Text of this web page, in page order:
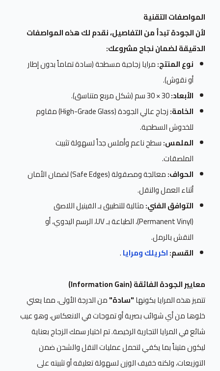
المواصفات التقنية
لأن الجودة تبدأ من التفاصيل، نقدم لك هذه المواصفات
الدقيقة لضمان نجاح مشروعك:
نوع المنتج:مرايا زجاجية مسطحة (سادة تماماً بدون إطار
أو نقوش).
الأبعاد:
الخامة:
زجاج عالي الجودة (High-Grade Glass) مقاوم
للخدوش السطحية.
الملمس:سطح ناعم وأملس جداً لسهولة تثبيت
الملصقات.
الحواف:
معالجة ومصقولة (Safe Edges) لضمان الأمان
أثناء العمل والنقل.
التوافق الفني:مثالية للتطبيق بـ الفينيل اللاصق
(Permanent Vinyl)، الطباعة بـ UV، الرسم اليدوي، أو
النقش بالرمل.
القسم:اكريلك ومرايا.
معايير الجودة الفائقة (Information Gain)
تتميز هذه المرايا بكونها"سادة"من الدرجة الأولى، مما يعني
خلوها من أي شوائب بصرية أو تموجات في الانعكاس، وهو عيب
شائع في المرايا التجارية الرخيصة. تم اختيار سمك الزجاج بعناية
ليكون متيناً بما يكفي لتحمل عمليات النقل والشحن ضمن
التوزيعات، ولكنه خفيف الوزن لسهولة تعليقه أو تثبيته على